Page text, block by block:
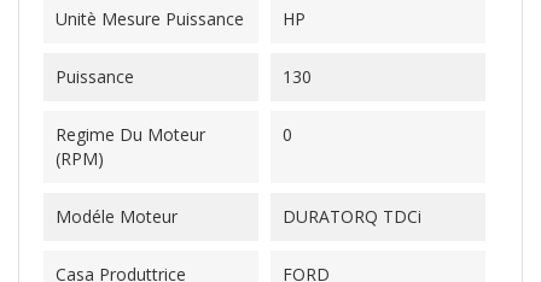
Unitè Mesure Puissance HP
Puissance 130
Regime Du Moteur
(RPM)
0
Modéle Moteur DURATORQ TDCi
Casa Produttrice FORD